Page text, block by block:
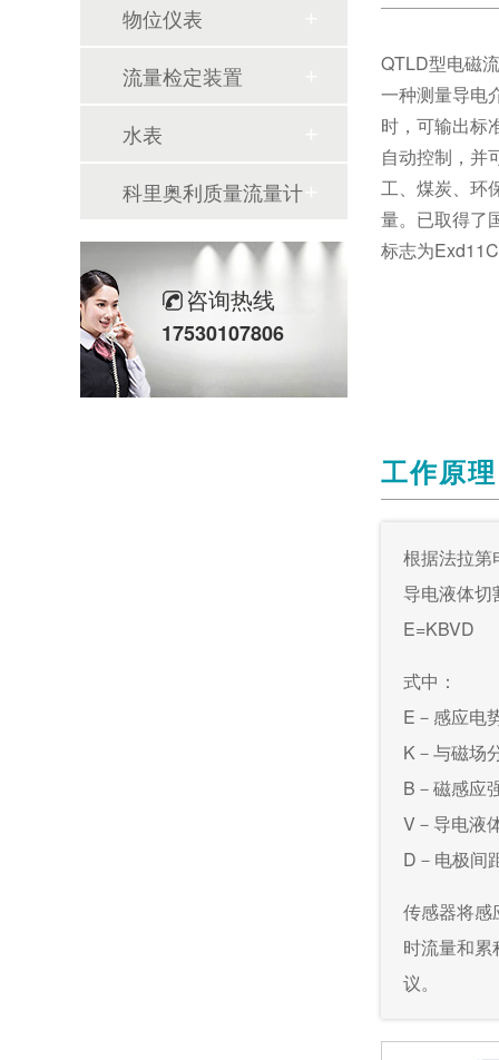
QTLD型电磁
一种测量导电
时，可输出标
自动控制，并
工、煤炭、环
量。已取得了
标志为
工作原理
根据法拉第
导电液体
E=KBVD
式中：
E－感应电
K－与磁场
B－磁感应
V－导电液
D－电极间
传感器将感
时流量和
议。
物位仪表
流量检定装置
水表
科里奥利质量流量计
咨询热线
17530107806